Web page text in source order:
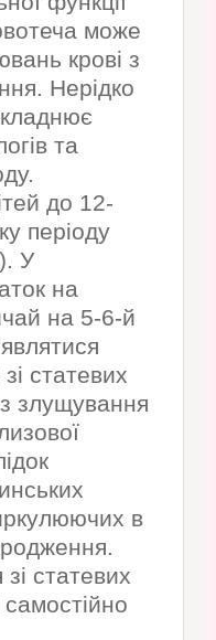
може
крові з
Нерідко
та
до 12-
періоду
У
на
на 5-6-й
статевих
злущування
в
статевих